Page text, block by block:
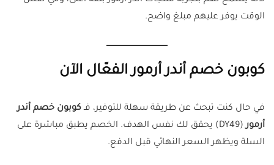
الوقت يوفر عليهم مبلغ واضح.
كوبون خصم أندر أرمور الفعّال الآن
في حال كنت تبحث عن طريقة سهلة للتوفير، فـكوبون خصم أندر
أرمور
(DY49) يحقق لك نفس الهدف. الخصم يطبق مباشرة على
السلة ويظهر السعر النهائي قبل الدفع.